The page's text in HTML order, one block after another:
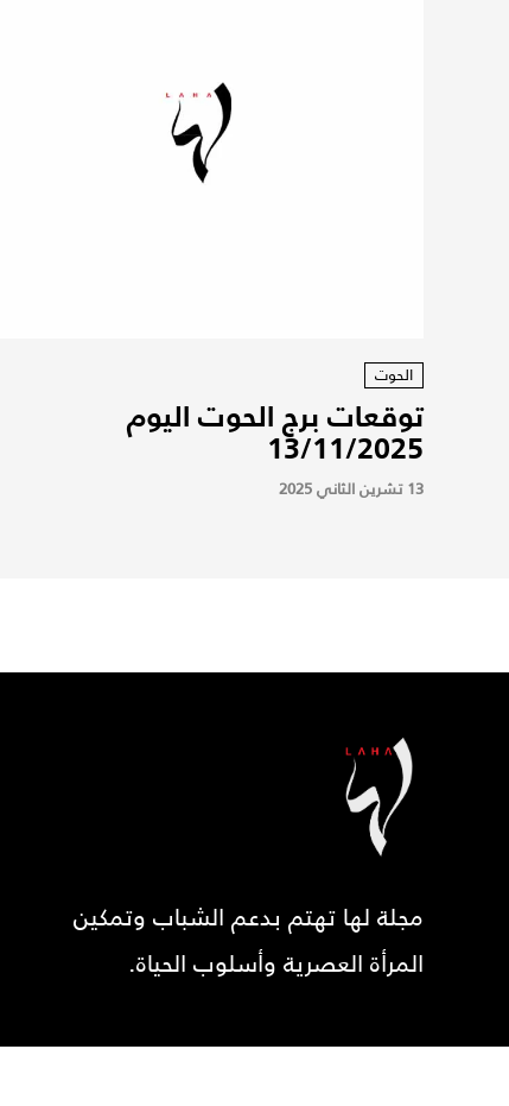
الحوت
توقعات برج الحوت اليوم
13/11/2025
13 تشرين الثاني 2025
مجلة لها تهتم بدعم الشباب وتمكين
المرأة العصرية وأسلوب الحياة.